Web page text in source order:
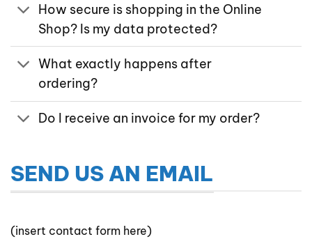
How secure is shopping in the Online
Shop? Is my data protected?
What exactly happens after
ordering?
Do I receive an invoice for my order?
SEND US AN EMAIL
(insert contact form here)